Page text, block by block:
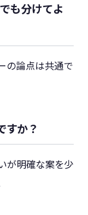
も分けてよ
の論点は共通で
すか？
が明確な案を少